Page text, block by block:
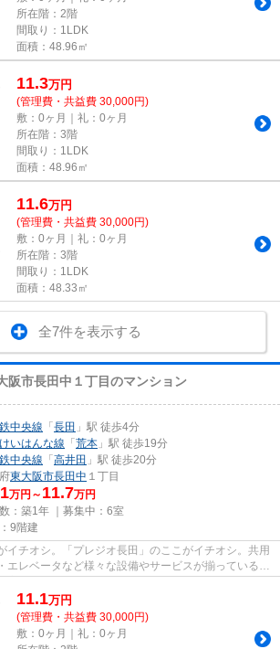
所在階：2階
間取り：1LDK
面積：48.96㎡
11.3万円
(管理費・共益費 30,000円)
敷：0ヶ月｜礼：0ヶ月
所在階：3階
間取り：1LDK
面積：48.96㎡
11.6万円
(管理費・共益費 30,000円)
敷：0ヶ月｜礼：0ヶ月
所在階：3階
間取り：1LDK
面積：48.33㎡
全7件を表示する
阪市長田中１丁目のマンション
中央線 「長田 」駅 徒歩4分
いはんな線 「荒本 」駅 徒歩19分
中央線 「高井田 」駅 徒歩20分
東大阪市長田中 １丁目
万円～ 11.7万円
：築1年 ｜募集中： 6室
9階建
イチオシ。「プレジオ長田」のここがイチオシ。共用
エレベータなど様々な設備やサービスが揃っているの
室...
11.1万円
(管理費・共益費 30,000円)
敷：0ヶ月｜礼：0ヶ月